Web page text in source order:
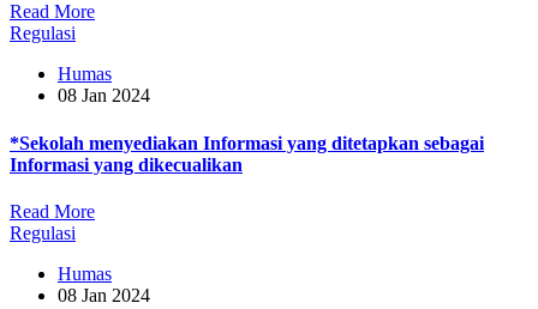
Read More
Regulasi
Humas
08 Jan 2024
*Sekolah menyediakan Informasi yang ditetapkan sebagai
Informasi yang dikecualikan
Read More
Regulasi
Humas
08 Jan 2024